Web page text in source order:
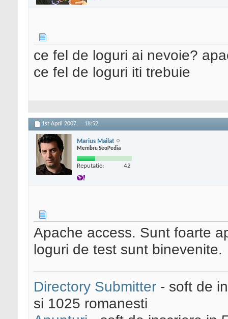
ce fel de loguri ai nevoie?
ce fel de loguri iti trebuie
1st April 2007, 18:52
Marius Mailat
Membru SeoPedia
Reputatie: 42
Apache access. Sunt foarte
loguri de test sunt binevenite.
Directory Submitter - soft de
si 1025 romanesti